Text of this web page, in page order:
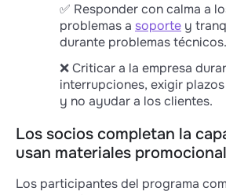
✅ Responder con calma a
problemas a soporte y
durante problemas técnicos.
❌ Criticar a la empresa
interrupciones, exigir
y no ayudar a los clientes.
Los socios completan la
usan materiales
Los participantes del programa